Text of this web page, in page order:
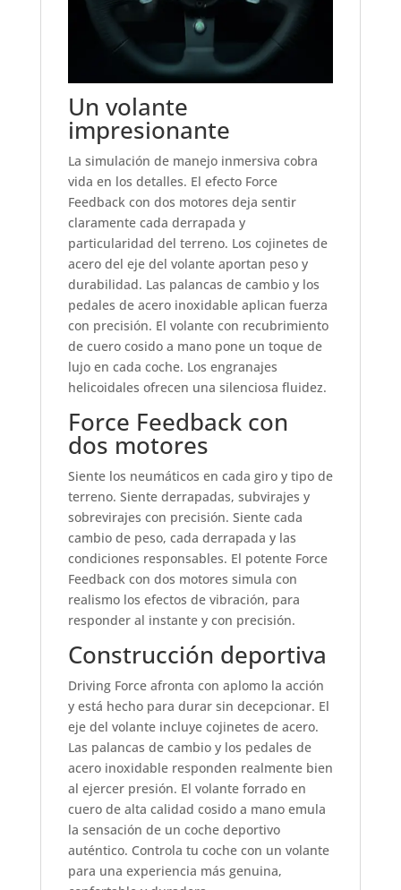
Un volante
impresionante
La simulación de manejo inmersiva cobra
vida en los detalles. El efecto Force
Feedback con dos motores deja sentir
claramente cada derrapada y
particularidad del terreno. Los cojinetes de
acero del eje del volante aportan peso y
durabilidad. Las palancas de cambio y los
pedales de acero inoxidable aplican fuerza
con precisión. El volante con recubrimiento
de cuero cosido a mano pone un toque de
lujo en cada coche. Los engranajes
helicoidales ofrecen una silenciosa fluidez.
Force Feedback con
dos motores
Siente los neumáticos en cada giro y tipo de
terreno. Siente derrapadas, subvirajes y
sobrevirajes con precisión. Siente cada
cambio de peso, cada derrapada y las
condiciones responsables. El potente Force
Feedback con dos motores simula con
realismo los efectos de vibración, para
responder al instante y con precisión.
Construcción deportiva
Driving Force afronta con aplomo la acción
y está hecho para durar sin decepcionar. El
eje del volante incluye cojinetes de acero.
Las palancas de cambio y los pedales de
acero inoxidable responden realmente bien
al ejercer presión. El volante forrado en
cuero de alta calidad cosido a mano emula
la sensación de un coche deportivo
auténtico. Controla tu coche con un volante
para una experiencia más genuina,